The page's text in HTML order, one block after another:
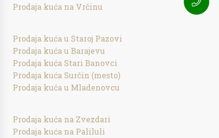
Prodaja kuća na Vrčinu
Prodaja kuća u Staroj Pazovi
Prodaja kuća u Barajevu
Prodaja kuća Stari Banovci
Prodaja kuća Surčin (mesto)
Prodaja kuća u Mladenovcu
Prodaja kuća na Zvezdari
Prodaja kuća na Paliluli